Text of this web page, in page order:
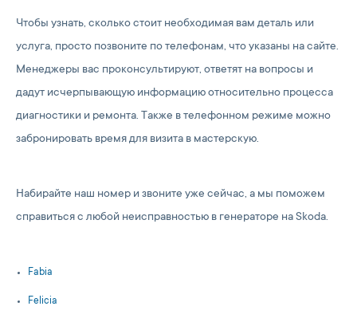
Чтобы узнать, сколько стоит необходимая вам деталь или
услуга, просто позвоните по телефонам, что указаны на сайте.
Менеджеры вас проконсультируют, ответят на вопросы и
дадут исчерпывающую информацию относительно процесса
диагностики и ремонта. Также в телефонном режиме можно
забронировать время для визита в мастерскую.
Набирайте наш номер и звоните уже сейчас, а мы поможем
справиться с любой неисправностью в генераторе на Skoda.
Fabia
Felicia